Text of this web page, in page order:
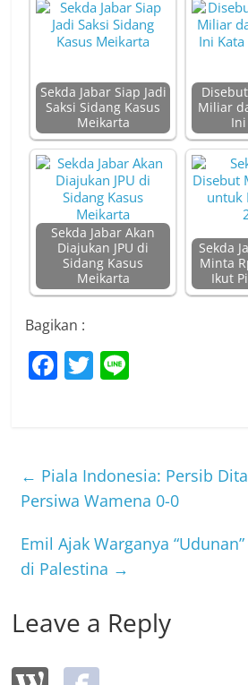
Sekda Jabar Siap Jadi
Saksi Sidang Kasus
Meikarta
Miliar
Sekda Jabar Akan
Diajukan JPU di
Sidang Kasus
Meikarta
Sekda
Minta
Ikut
Bagikan :
F
b
o
o
k
T
← Piala Indonesia: Persib
Persiwa Wamena 0-0
Emil Ajak Warganya
di Palestina →
Leave a Reply